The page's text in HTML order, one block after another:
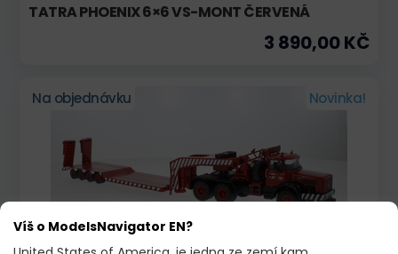
TATRA PHOENIX 6×6 VS-MONT ČERVENÁ
3 890,00 KČ
Na objednávku Novinka!
Víš o ModelsNavigator EN?